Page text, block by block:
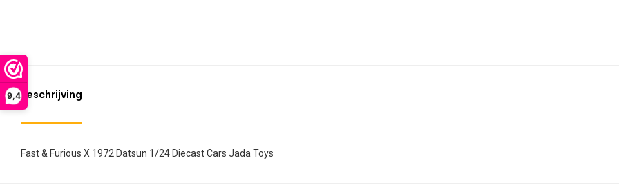
9,4Beschrijving
Fast & Furious X 1972 Datsun 1/24 Diecast Cars Jada Toys